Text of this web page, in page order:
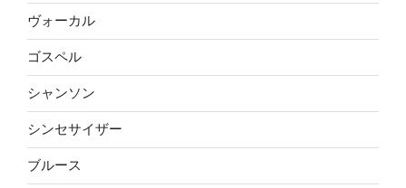
ヴォーカル
ゴスペル
シャンソン
シンセサイザー
ブルース